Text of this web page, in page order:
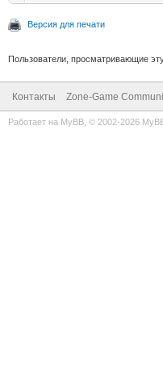
Версия для печати
Пользователи, просматривающие
Контакты Zone-Game
Работает на MyBB , © 2002-2026